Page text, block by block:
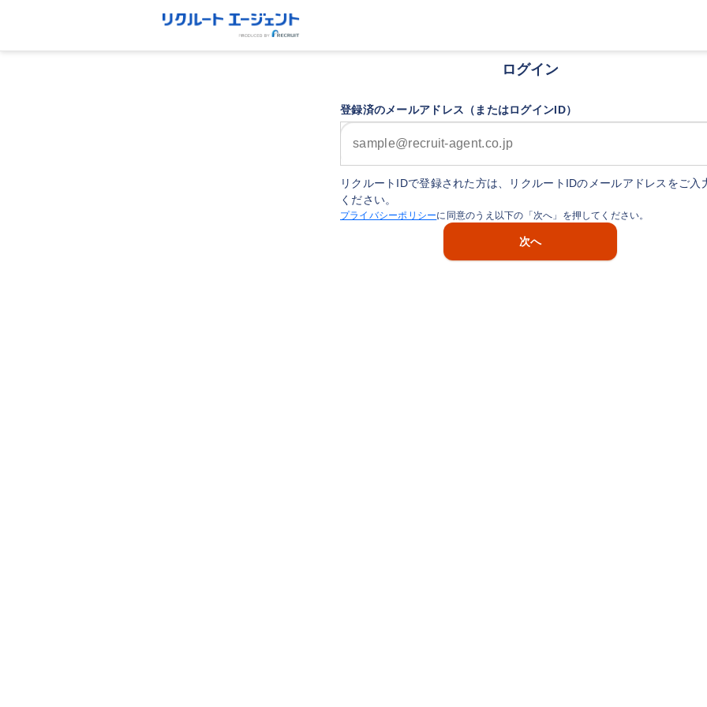
ログイン
登録済のメールアドレス（またはログインID）
リクルートIDで登録された方は、リクルートIDのメールアドレスをご入
ください。
プライバシーポリシーに同意のうえ以下の「次へ」を押してください。
次へ